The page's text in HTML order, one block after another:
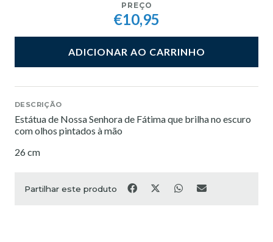
PREÇO
€10,95
ADICIONAR AO CARRINHO
DESCRIÇÃO
Estátua de Nossa Senhora de Fátima que brilha no escuro
com olhos pintados à mão
26 cm
Partilhar este produto